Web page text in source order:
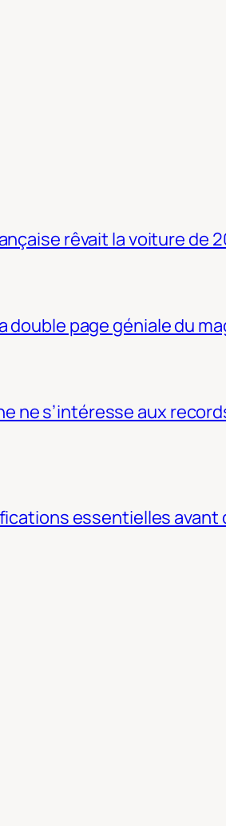
rêvait la voiture de
double page géniale du
ne s’intéresse aux
essentielles